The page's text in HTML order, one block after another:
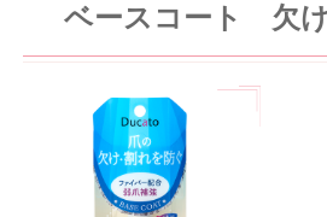
ベースコート 欠